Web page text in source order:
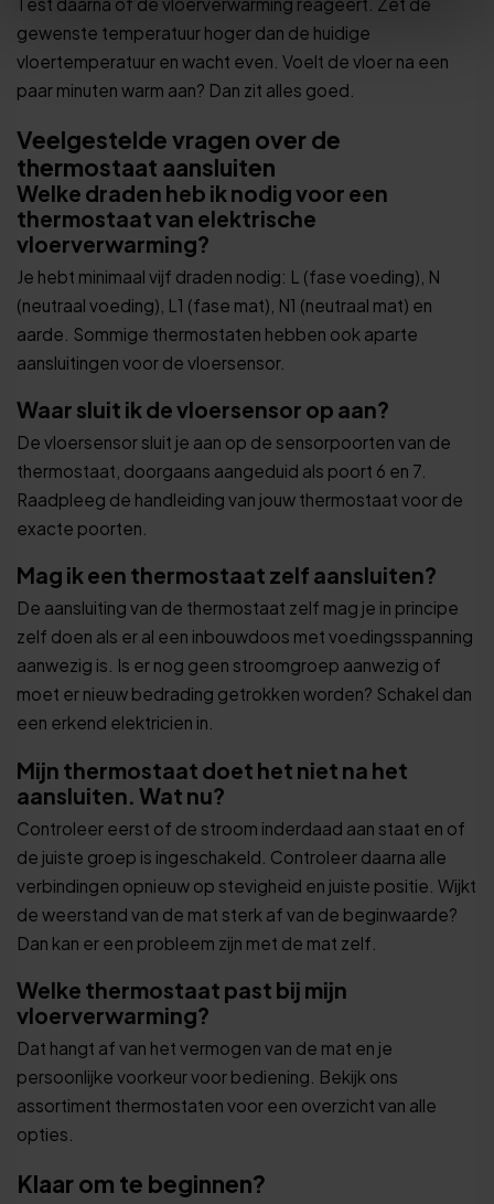
gewenste temperatuur hoger dan de huidige
vloertemperatuur en wacht even. Voelt de vloer na een
paar minuten warm aan? Dan zit alles goed.
Veelgestelde vragen over de
thermostaat aansluiten
Welke draden heb ik nodig voor een
thermostaat van elektrische
vloerverwarming?
Je hebt minimaal vijf draden nodig: L (fase voeding), N
(neutraal voeding), L1 (fase mat), N1 (neutraal mat) en
aarde. Sommige thermostaten hebben ook aparte
aansluitingen voor de vloersensor.
Waar sluit ik de vloersensor op aan?
De vloersensor sluit je aan op de sensorpoorten van de
thermostaat, doorgaans aangeduid als poort 6 en 7.
Raadpleeg de handleiding van jouw thermostaat voor de
exacte poorten.
Mag ik een thermostaat zelf aansluiten?
De aansluiting van de thermostaat zelf mag je in principe
zelf doen als er al een inbouwdoos met voedingsspanning
aanwezig is. Is er nog geen stroomgroep aanwezig of
moet er nieuw bedrading getrokken worden? Schakel dan
een erkend elektricien in.
Mijn thermostaat doet het niet na het
aansluiten. Wat nu?
Controleer eerst of de stroom inderdaad aan staat en of
de juiste groep is ingeschakeld. Controleer daarna alle
verbindingen opnieuw op stevigheid en juiste positie. Wijkt
de weerstand van de mat sterk af van de beginwaarde?
Dan kan er een probleem zijn met de mat zelf.
Welke thermostaat past bij mijn
vloerverwarming?
Dat hangt af van het vermogen van de mat en je
persoonlijke voorkeur voor bediening. Bekijk ons
assortiment thermostaten voor een overzicht van alle
opties.
Klaar om te beginnen?